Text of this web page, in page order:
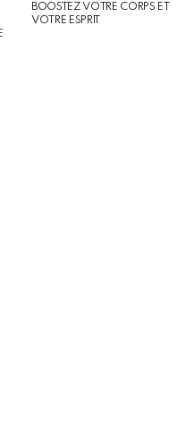
BOOSTEZ VOTRE CORPS ET
VOTRE ESPRIT